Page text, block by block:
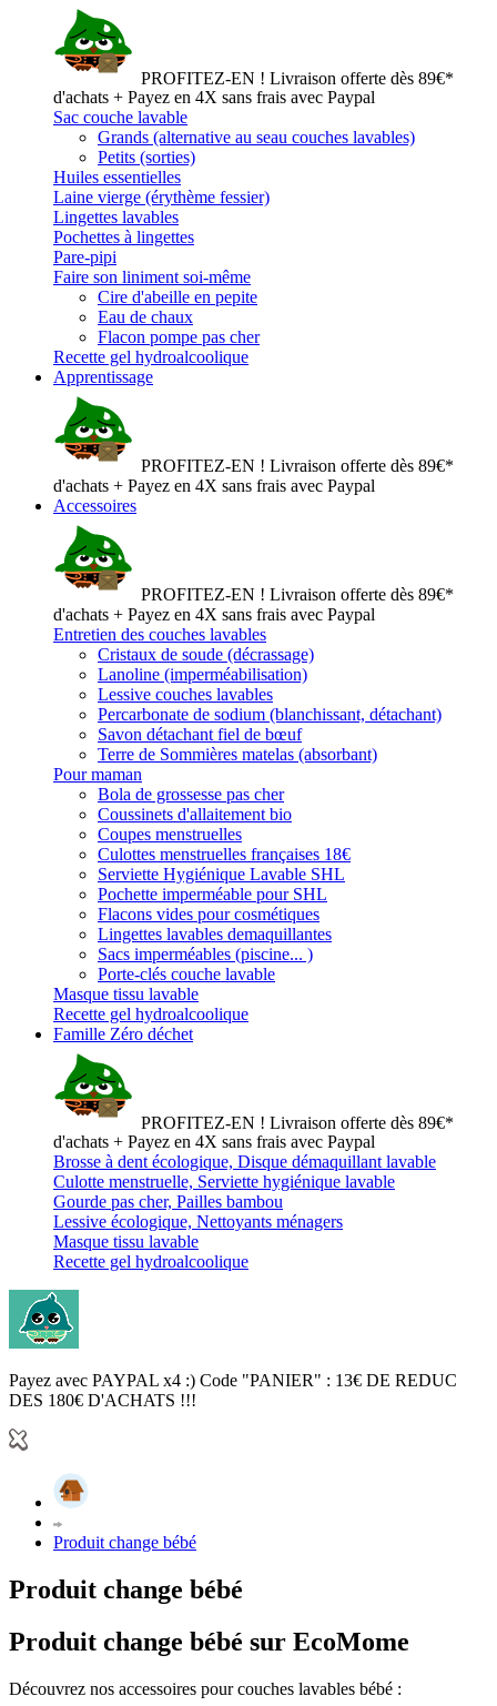
PROFITEZ-EN ! Livraison offerte dès 89€*
d'achats + Payez en 4X sans frais avec Paypal
Sac couche lavable
Grands (alternative au seau couches lavables)
Petits (sorties)
Huiles essentielles
Laine vierge (érythème fessier)
Lingettes lavables
Pochettes à lingettes
Pare-pipi
Faire son liniment soi-même
Cire d'abeille en pepite
Eau de chaux
Flacon pompe pas cher
Recette gel hydroalcoolique
Apprentissage
PROFITEZ-EN ! Livraison offerte dès 89€*
d'achats + Payez en 4X sans frais avec Paypal
Accessoires
PROFITEZ-EN ! Livraison offerte dès 89€*
d'achats + Payez en 4X sans frais avec Paypal
Entretien des couches lavables
Cristaux de soude (décrassage)
Lanoline (imperméabilisation)
Lessive couches lavables
Percarbonate de sodium (blanchissant, détachant)
Savon détachant fiel de bœuf
Terre de Sommières matelas (absorbant)
Pour maman
Bola de grossesse pas cher
Coussinets d'allaitement bio
Coupes menstruelles
Culottes menstruelles françaises 18€
Serviette Hygiénique Lavable SHL
Pochette imperméable pour SHL
Flacons vides pour cosmétiques
Lingettes lavables demaquillantes
Sacs imperméables (piscine... )
Porte-clés couche lavable
Masque tissu lavable
Recette gel hydroalcoolique
Famille Zéro déchet
PROFITEZ-EN ! Livraison offerte dès 89€*
d'achats + Payez en 4X sans frais avec Paypal
Brosse à dent écologique, Disque démaquillant lavable
Culotte menstruelle, Serviette hygiénique lavable
Gourde pas cher, Pailles bambou
Lessive écologique, Nettoyants ménagers
Masque tissu lavable
Recette gel hydroalcoolique
Payez avec PAYPAL x4 :) Code "PANIER" : 13€ DE REDUC
DES 180€ D'ACHATS !!!
Produit change bébé
Produit change bébé
Produit change bébé sur EcoMome
Découvrez nos accessoires pour couches lavables bébé :